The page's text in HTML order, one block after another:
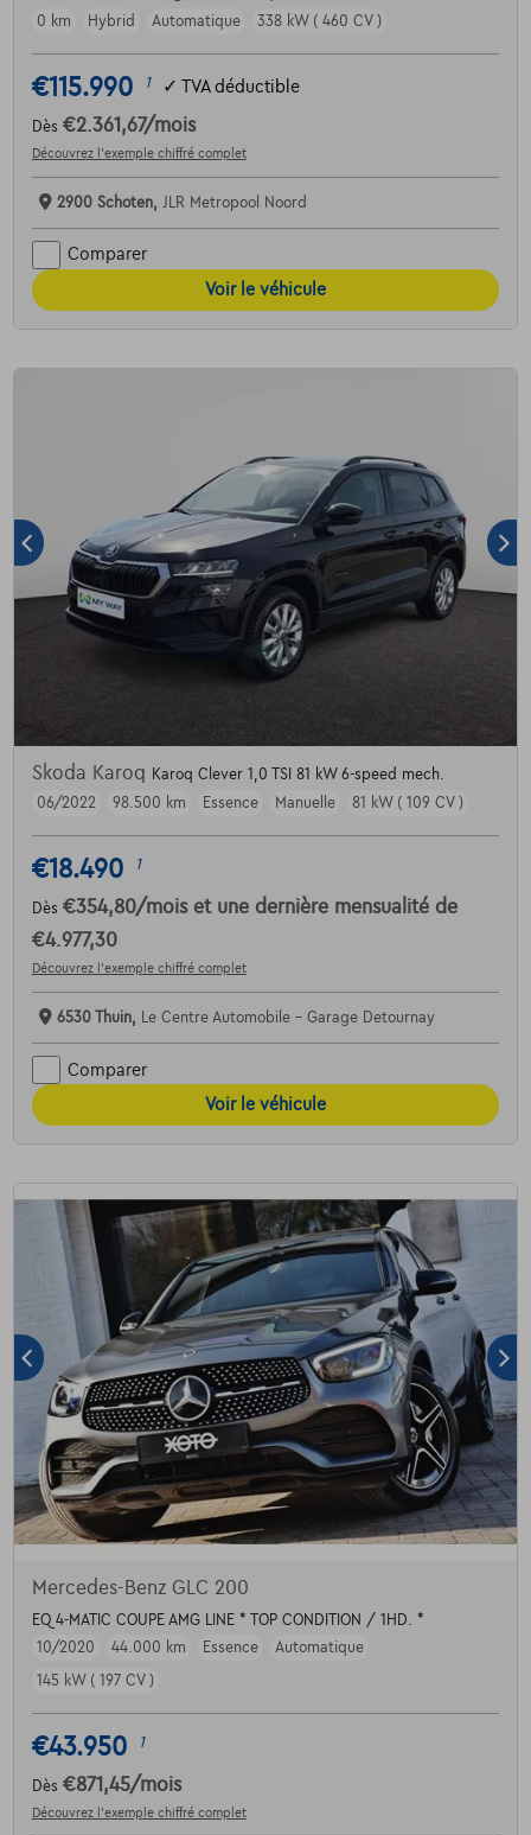
0 km
Hybrid Automatique 338 kW ( 460 CV )
€115.990 1 ✓ TVA déductible
Dès €2.361,67/mois
Découvrez l’exemple chiffré complet
2900 Schoten, JLR Metropool Noord
Comparer
Voir le véhicule
Skoda Karoq Karoq Clever 1,0 TSI 81 kW 6-speed mech.
06/2022
98.500 km Essence Manuelle 81 kW ( 109 CV )
€18.490 1
Dès €354,80/mois et une dernière mensualité de
€4.977,30
Découvrez l’exemple chiffré complet
6530 Thuin, Le Centre Automobile - Garage Detournay
Comparer
Voir le véhicule
Mercedes-Benz GLC 200
EQ 4-MATIC COUPE AMG LINE * TOP CONDITION / 1HD. *
10/2020
44.000 km Essence
Automatique
145 kW ( 197 CV )
€43.950 1
Dès €871,45/mois
Découvrez l’exemple chiffré complet